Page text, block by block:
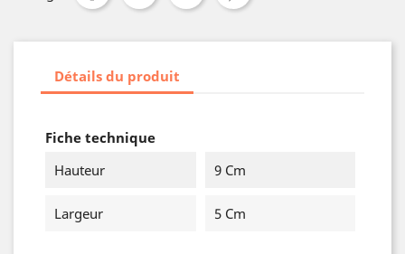
Détails du produit
Fiche technique
Hauteur
9 Cm
Largeur 5 Cm